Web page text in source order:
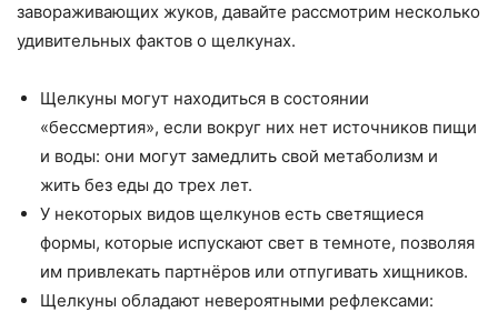
завораживающих жуков, давайте рассмотрим несколько
удивительных фактов о щелкунах.
Щелкуны могут находиться в состоянии
«бессмертия», если вокруг них нет источников пищи
и воды: они могут замедлить свой метаболизм и
жить без еды до трех лет.
У некоторых видов щелкунов есть светящиеся
формы, которые испускают свет в темноте, позволяя
им привлекать партнёров или отпугивать хищников.
Щелкуны обладают невероятными рефлексами: